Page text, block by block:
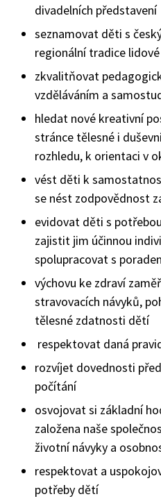
divadelních představení
seznamovat děti s
regionální tradice
zkvalitňovat
vzděláváním a
hledat nové kreativní
stránce tělesné i
rozhledu, k orientaci v
vést děti k
se nést zodpovědnost
evidovat děti s
zajistit jim účinnou
spolupracovat s
výchovu ke zdraví
stravovacích návyků,
tělesné zdatnosti dětí
respektovat daná
rozvíjet dovednosti
počítání
osvojovat si základní
založena naše
životní návyky a
respektovat a
potřeby dětí